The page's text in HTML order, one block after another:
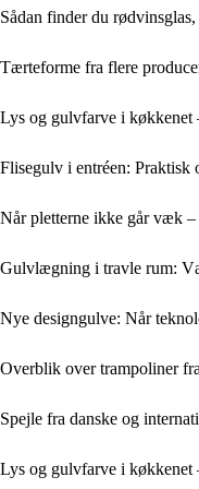
Sådan finder du
Tærteforme fra flere
Lys og gulvfarve i køkkenet
Flisegulv i entréen: Praktisk
Når pletterne ikke går væk
Gulvlægning i travle rum:
Nye designgulve: Når
Overblik over trampoliner
Spejle fra danske og
Lys og gulvfarve i køkkenet